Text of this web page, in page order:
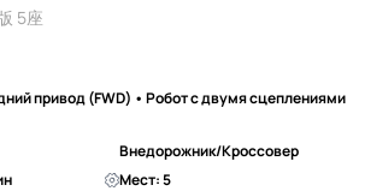
5座
привод (FWD) • Робот с двумя сцеплениями
Внедорожник/Кроссовер
Мест: 5